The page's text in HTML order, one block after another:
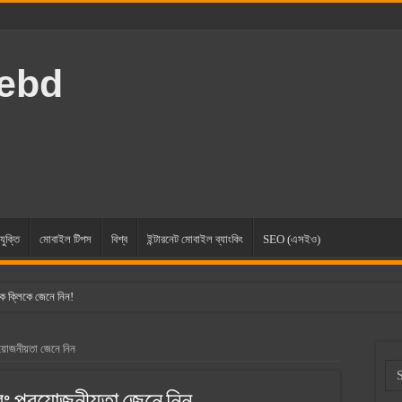
মোবাইল টিপস বিশ্ব ইন্টারনেট মোবাইল ব্যাংকিং SEO (এসইও)
ক্লিকে জেনে নিন!
জেনে নিন